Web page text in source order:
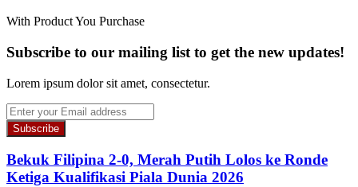
With Product You Purchase
Subscribe to our mailing list to get the new updates!
Lorem ipsum dolor sit amet, consectetur.
Enter
your
Email
address
Bekuk Filipina 2-0, Merah Putih Lolos ke Ronde
Ketiga Kualifikasi Piala Dunia 2026